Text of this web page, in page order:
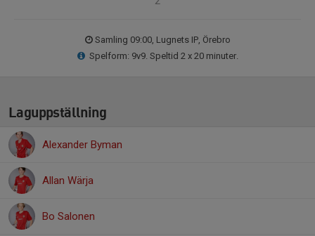
Samling 09:00, Lugnets IP, Örebro
Spelform: 9v9. Speltid 2 x 20 minuter.
Laguppställning
Alexander Byman
Allan Wärja
Bo Salonen